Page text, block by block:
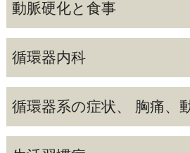
動脈硬化と食事
循環器内科
循環器系の症状、 胸痛、